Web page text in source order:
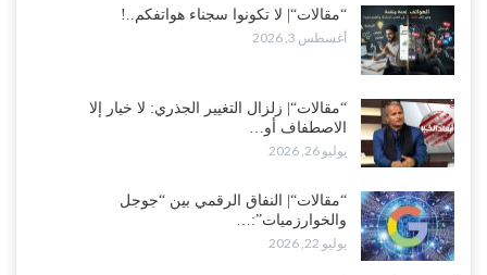
“مقالات“| لا تكونوا سجناء هواتفكم..!
أغسطس 3, 2026
“مقالات“| زلزال التغيير الجذري: لا خيار إلا
الاصطفاف أو…
يوليو 26, 2026
“مقالات“| النفاق الرقمي بين “جوجل
والخوارزميات”:…
يوليو 22, 2026